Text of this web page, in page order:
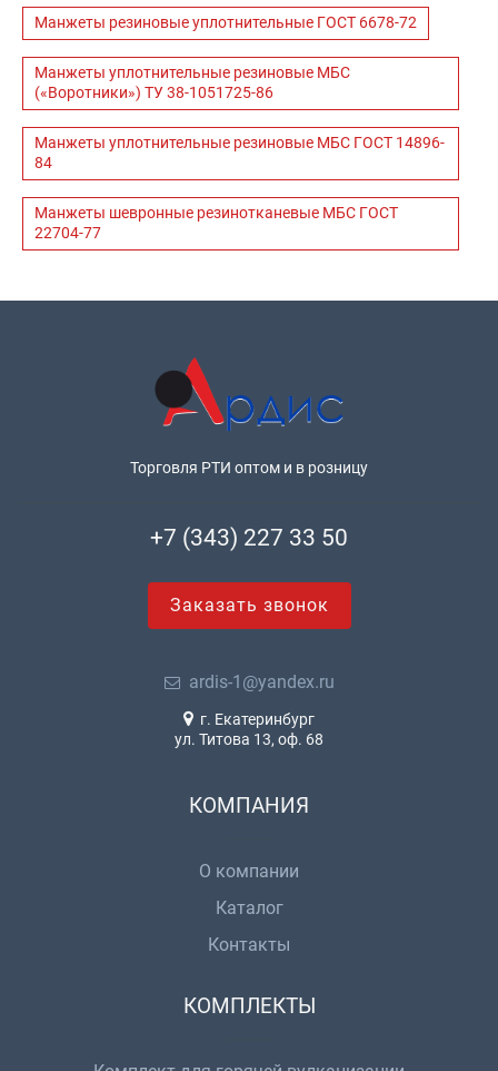
Манжеты резиновые уплотнительные ГОСТ 6678-72
Манжеты уплотнительные резиновые МБС
(«Воротники») ТУ 38-1051725-86
Манжеты уплотнительные резиновые МБС ГОСТ 14896-
84
Манжеты шевронные резинотканевые МБС ГОСТ
22704-77
Торговля РТИ оптом и в розницу
+7 (343) 227 33 50
Заказать звонок
ardis-1@yandex.ru
г. Екатеринбург
ул. Титова 13, оф. 68
КОМПАНИЯ
О компании
Каталог
Контакты
КОМПЛЕКТЫ